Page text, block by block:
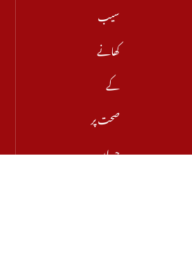
سیب
کھانے
کے
صحت پر
حیران